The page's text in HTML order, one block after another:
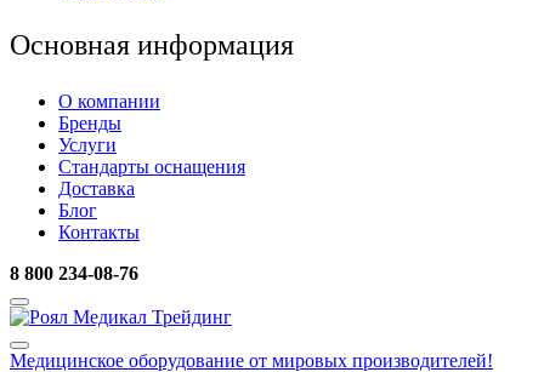
Основная информация
О компании
Бренды
Услуги
Стандарты оснащения
Доставка
Блог
Контакты
8 800 234-08-76
Медицинское оборудование от мировых производителей!